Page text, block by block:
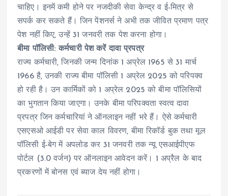
चाहिए। इनमें कमी होने पर नजदीकी सेवा केन्द्र व ई-मित्र से
सपर्क कर सकते हैं। जिन पेंशनर्स ने अभी तक जीवित प्रमाण पत्र
पेश नहीं किए, उन्हें 31 जनवरी तक पेश करना होगा।
बीमा पॉलिसी: कर्मचारी पेश करें दावा प्रपत्र
राज्य कर्मचारी, जिनकी जन्म दिनांक 1 अप्रेल 1965 से 31 मार्च
1966 है, उनकी राज्य बीमा पॉलिसी 1 अप्रेल 2025 को परिपक्व
हो रही है। उन कार्मिकों को 1 अप्रेल 2025 को बीमा पॉलिसियों
का भुगतान किया जाएगा। उनके बीमा परिपक्वता स्वत्व दावा
प्रपत्र जिन कर्मचारियां ने ऑनलाइन नहीं भरे हैं। ऐसे कर्मचारी
एसएसओ आईडी पर सेवा काल विवरण, बीमा रिकॉर्ड बुक तथा मूल
पॉलिसी ई-बेग में अपलोड कर 31 जनवरी तक न्यू एसआईपीएफ
पोर्टल (3.0 वर्जन) पर ऑनलाइन आवेदन करें। 1 अप्रैल के बाद
प्रकरणों में बोनस एवं ब्याज देय नहीं होगा।